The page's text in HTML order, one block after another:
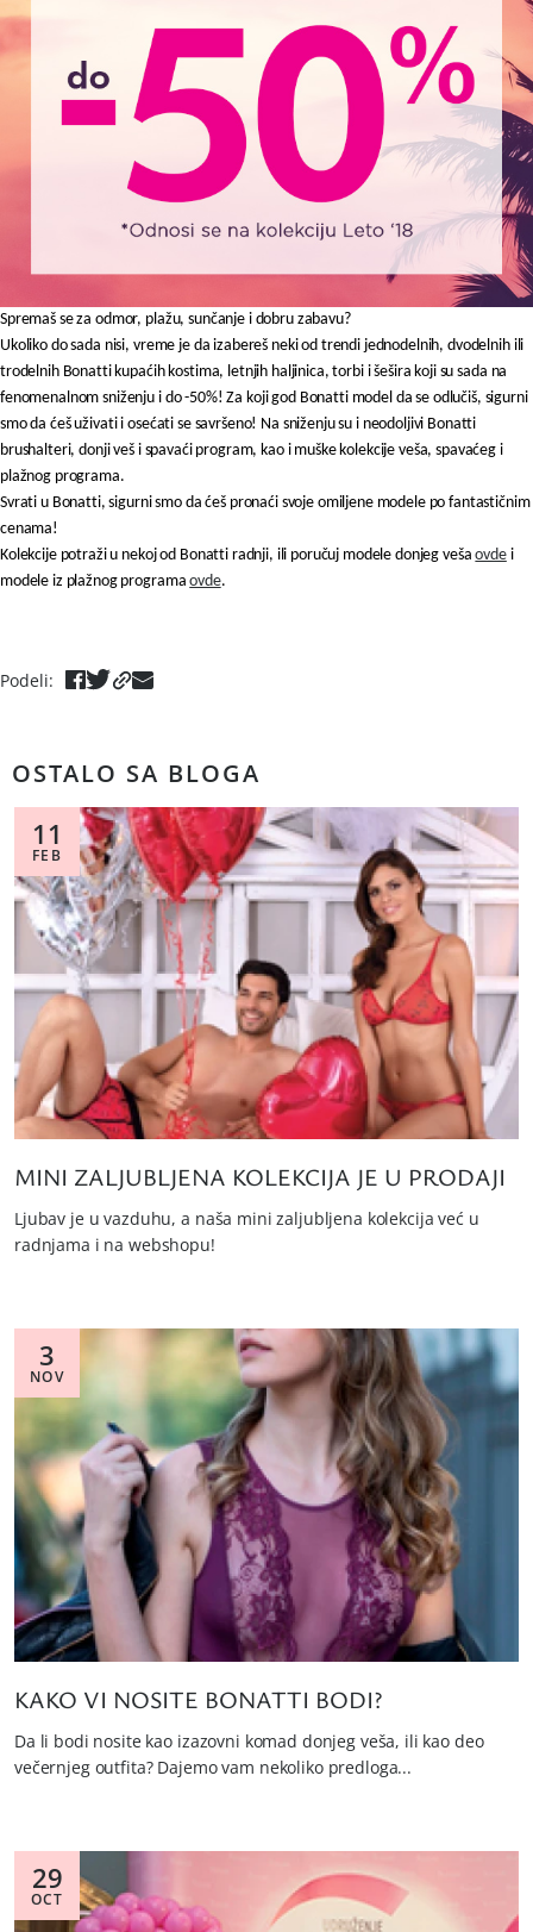
Plažni program
Papuče i čarape
Moj nalog
Pratite nas
Pratite nas
Spremaš se za odmor, plažu, sunčanje i dobru zabavu?
Ukoliko do sada nisi, vreme je da izabereš neki od trendi jednodelnih, dvodelnih ili
trodelnih Bonatti kupaćih kostima, letnjih haljinica, torbi i šešira koji su sada na
fenomenalnom sniženju i do -50%! Za koji god Bonatti model da se odlučiš, sigurni
smo da ćeš uživati i osećati se savršeno! Na sniženju su i neodoljivi Bonatti
brushalteri, donji veš i spavaći program, kao i muške kolekcije veša, spavaćeg i
plažnog programa.
Svrati u Bonatti, sigurni smo da ćeš pronaći svoje omiljene modele po fantastičnim
cenama!
Kolekcije potraži u nekoj od Bonatti radnji, ili poručuj modele donjeg vešaovdei
modele iz plažnog programaovde.
Podeli:
OSTALO SA BLOGA
11
FEB
MINI ZALJUBLJENA KOLEKCIJA JE U PRODAJI
Ljubav je u vazduhu, a naša mini zaljubljena kolekcija već u
radnjama i na webshopu!
3
NOV
KAKO VI NOSITE BONATTI BODI?
Da li bodi nosite kao izazovni komad donjeg veša, ili kao deo
večernjeg outfita? Dajemo vam nekoliko predloga...
29
OCT